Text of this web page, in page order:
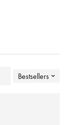
Bestsellers